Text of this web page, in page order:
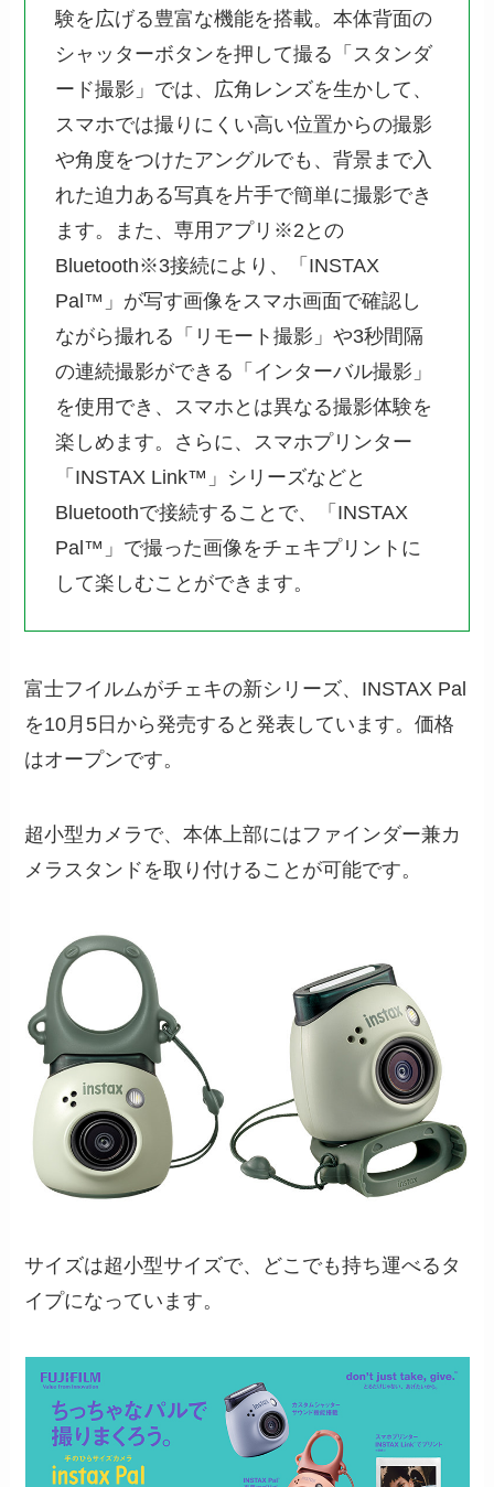
験を広げる豊富な機能を搭載。本体背面の
シャッターボタンを押して撮る「スタンダ
ード撮影」では、広角レンズを生かして、
スマホでは撮りにくい高い位置からの撮影
や角度をつけたアングルでも、背景まで入
れた迫力ある写真を片手で簡単に撮影でき
ます。また、専用アプリ※2との
Bluetooth※3接続により、「INSTAX
Pal™」が写す画像をスマホ画面で確認し
ながら撮れる「リモート撮影」や3秒間隔
の連続撮影ができる「インターバル撮影」
を使用でき、スマホとは異なる撮影体験を
楽しめます。さらに、スマホプリンター
「INSTAX Link™」シリーズなどと
Bluetoothで接続することで、「INSTAX
Pal™」で撮った画像をチェキプリントに
して楽しむことができます。
富士フイルムがチェキの新シリーズ、INSTAX Pal
を10月5日から発売すると発表しています。価格
はオープンです。
超小型カメラで、本体上部にはファインダー兼カ
メラスタンドを取り付けることが可能です。
サイズは超小型サイズで、どこでも持ち運べるタ
イプになっています。